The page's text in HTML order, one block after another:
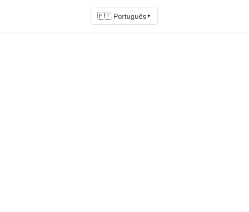
🇵🇹 Português▼